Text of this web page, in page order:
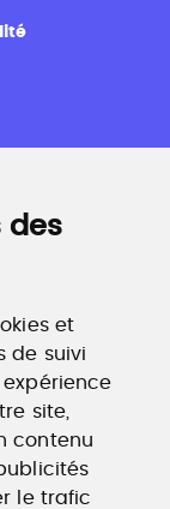
des
et
de suivi
site,
contenu
le trafic
visites et
aux métiers